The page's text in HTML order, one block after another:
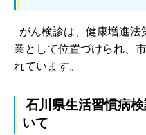
がん検診は、健康増進
業として位置づけられ、
れています。
石川県生活習慣病
いて